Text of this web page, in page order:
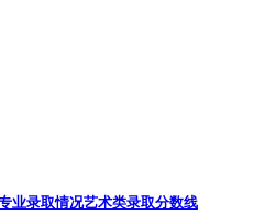
业录取情况艺术类录取分数线